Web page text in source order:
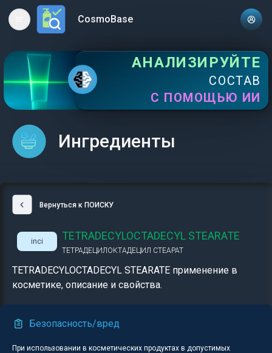
Open main menuCosmoBase
АНАЛИЗИРУЙТЕ
СОСТАВ
С ПОМОЩЬЮ ИИ
Ингредиенты
Вернуться к ПОИСКУ
inci TETRADECYLOCTADECYL STEARATE
ТЕТРАДЕЦИЛОКТАДЕЦИЛ СТЕАРАТ
TETRADECYLOCTADECYL STEARATE применение в
косметике, описание и свойства.
Безопасность/вред
При использовании в косметических продуктах в допустимых